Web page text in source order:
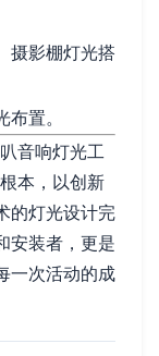
摄影棚灯光搭
置。
音响灯光工
本，以创新
的灯光设计完
安装者，更是
一次活动的成